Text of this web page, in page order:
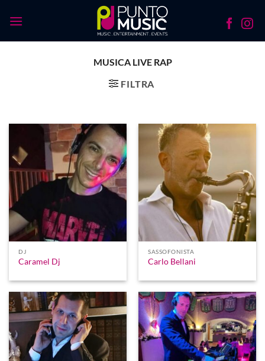
MUSICA LIVE RAP
FILTRA
DJ
Caramel Dj
SASSOFONISTA
Carlo Bellani